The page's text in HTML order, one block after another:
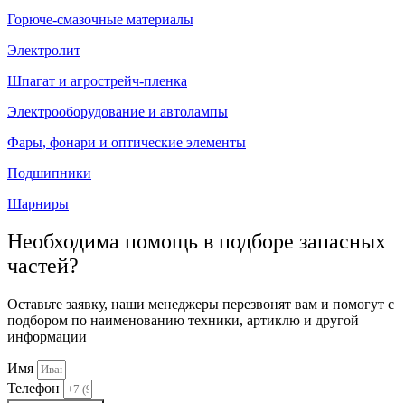
Горюче-смазочные материалы
Электролит
Шпагат и агрострейч-пленка
Электрооборудование и автолампы
Фары, фонари и оптические элементы
Подшипники
Шарниры
Необходима помощь в подборе запасных
частей?
Оставьте заявку, наши менеджеры перезвонят вам и помогут с
подбором по наименованию техники, артиклю и другой
информации
Имя
Телефон